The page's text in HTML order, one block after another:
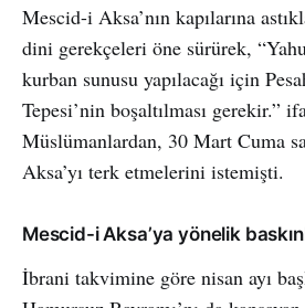
Mescid-i Aksa’nın kapılarına
dini gerekçeleri öne sürürek,
kurban sunusu yapılacağı için
Tepesi’nin boşaltılması gerekir.”
Müslümanlardan, 30 Mart Cuma
Aksa’yı terk etmelerini istemişti.
Mescid-i Aksa’ya yönelik
İbrani takvimine göre nisan ayı